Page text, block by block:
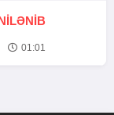
01:01